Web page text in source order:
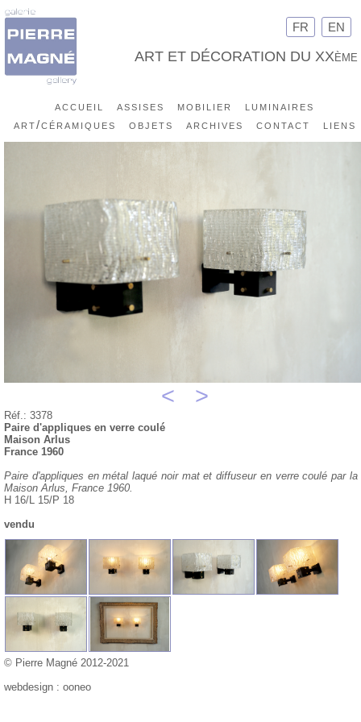
FR EN
ART ET DÉCORATION DU XXème
accueil assises mobilier
luminaires
art/céramiques
objets archives contact liens
< >
Réf.: 3378
Paire d'appliques en verre coulé
Maison Arlus
France 1960
Paire d'appliques en métal laqué noir mat et diffuseur en verre coulé par la
Maison Arlus, France 1960.
H 16/L 15/P 18
vendu
© Pierre Magné 2012-2021
webdesign : ooneo